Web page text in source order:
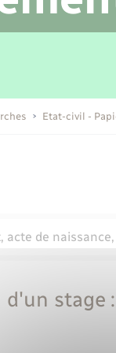
d’occupation
Etat-civil -
stage